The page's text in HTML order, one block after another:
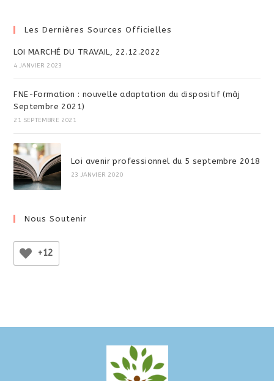
Les Dernières Sources Officielles
LOI MARCHÉ DU TRAVAIL, 22.12.2022
4 JANVIER 2023
FNE-Formation : nouvelle adaptation du dispositif (màj
Septembre 2021)
21 SEPTEMBRE 2021
Loi avenir professionnel du 5 septembre 2018
23 JANVIER 2020
Nous Soutenir
+12